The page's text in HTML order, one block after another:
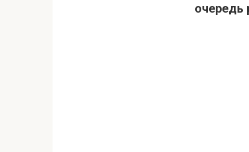
очередь